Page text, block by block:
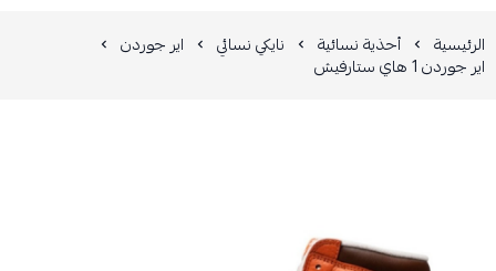
الرئيسية أحذية نسائية نايكي نسائي اير جوردن
اير جوردن 1 هاي ستارفيش